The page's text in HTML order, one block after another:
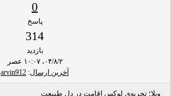
0
پاسخ
314
بازدید
۰۴/۸/۲، ۱۰:۰۷ عصر
آخرین ارسال:
arvin912
ویلا؛ تجربه‌ی لوکسِ اقامت در دل طبیعت